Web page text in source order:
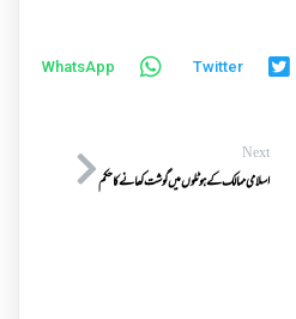
Twitter
WhatsApp
Next
اسلامی ممالک کے ہوٹلوں میں گوشت کھانے کا حکم